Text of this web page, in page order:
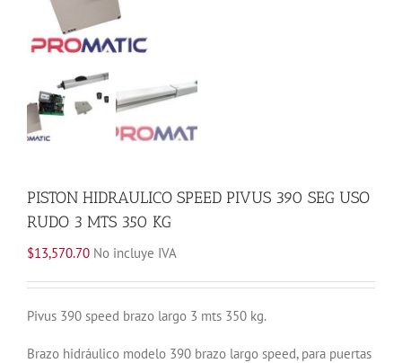
PISTON HIDRAULICO SPEED PIVUS 390 SEG USO
RUDO 3 MTS 350 KG
$13,570.70 No incluye IVA
Pivus 390 speed brazo largo 3 mts 350 kg.
Brazo hidráulico modelo 390 brazo largo speed, para puertas